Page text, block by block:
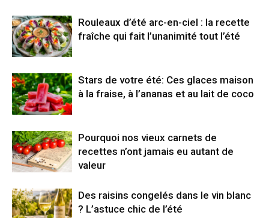
Rouleaux d’été arc-en-ciel : la recette
fraîche qui fait l’unanimité tout l’été
Stars de votre été: Ces glaces maison
à la fraise, à l’ananas et au lait de coco
Pourquoi nos vieux carnets de
recettes n’ont jamais eu autant de
valeur
Des raisins congelés dans le vin blanc
? L’astuce chic de l’été